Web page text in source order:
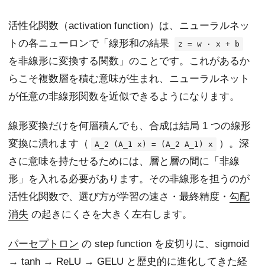
活性化関数（activation function）は、ニューラルネッ
トの各ニューロンで「線形和の結果
z = w · x + b
を非線形に変換する関数」のことです。これがあるか
らこそ複数層を積む意味が生まれ、ニューラルネット
が任意の非線形関数を近似できるようになります。
線形変換だけを何層積んでも、合成は結局 1 つの線形
変換に潰れます（
A_2 (A_1 x) = (A_2 A_1) x
）。深
さに意味を持たせるためには、層と層の間に「非線
形」を入れる必要があります。その非線形を担うのが
活性化関数で、選び方が学習の速さ・最終精度・ 勾配
消失 の起きにくさを大きく左右します。
パーセプトロン の step function を皮切りに、sigmoid
→ tanh → ReLU → GELU と歴史的に進化してきた経